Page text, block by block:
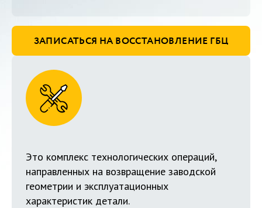
ЗАПИСАТЬСЯ НА ВОССТАНОВЛЕНИЕ ГБЦ
Это комплекс технологических операций,
направленных на возвращение заводской
геометрии и эксплуатационных
характеристик детали.